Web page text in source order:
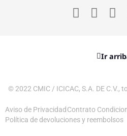
Ir
© 2022 CMIC / ICICAC, S.A. DE C.V.,
Aviso de Privacidad Contrato
Política de devoluciones y reembolsos